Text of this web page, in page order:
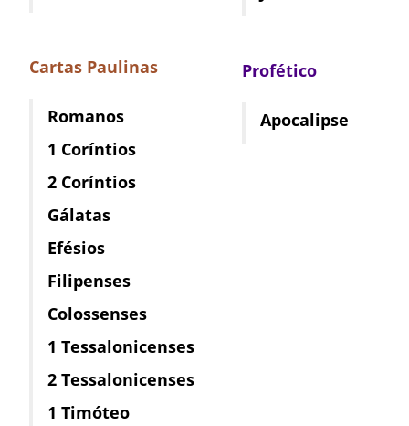
Cartas Paulinas
Romanos
1 Coríntios
2 Coríntios
Gálatas
Efésios
Filipenses
Colossenses
1 Tessalonicenses
2 Tessalonicenses
1 Timóteo
Profético
Apocalipse